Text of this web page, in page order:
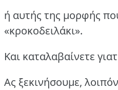
ή αυτής της μορφής
«κροκοδειλάκι».
Και καταλαβαίνετε
Ας ξεκινήσουμε,